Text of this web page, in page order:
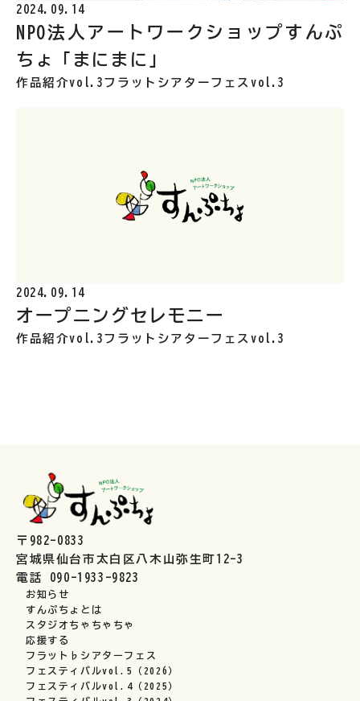
2024.09.14
NPO法人アートワークショップすんぷ
ちょ「まにまに」
作品紹介vol.3 フラットシアターフェスvol.3
2024.09.14
オープニングセレモニー
作品紹介vol.3 フラットシアターフェスvol.3
〒982-0833
宮城県仙台市太白区八木山弥生町12-3
電話 090-1933-9823
お知らせ
すんぷちょとは
スタジオちゃちゃちゃ
応援する
フラット♭シアターフェス
フェスティバルvol.5（2026）
フェスティバルvol.4（2025）